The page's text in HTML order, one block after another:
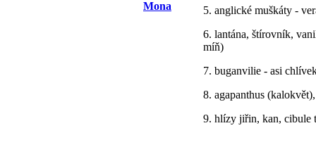
Mona
5. anglické muškáty -
6. lantána, štírovník,
míň)
7. buganvilie - asi
8. agapanthus
9. hlízy jiřin, kan, cibule